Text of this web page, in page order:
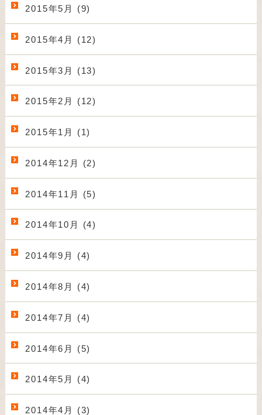
2015年5月 (9)
2015年4月 (12)
2015年3月 (13)
2015年2月 (12)
2015年1月 (1)
2014年12月 (2)
2014年11月 (5)
2014年10月 (4)
2014年9月 (4)
2014年8月 (4)
2014年7月 (4)
2014年6月 (5)
2014年5月 (4)
2014年4月 (3)